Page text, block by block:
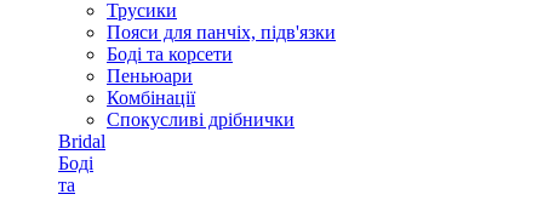
Трусики
Пояси для панчіх, підв'язки
Боді та корсети
Пеньюари
Комбінації
Спокусливі дрібнички
Bridal
Боді
та